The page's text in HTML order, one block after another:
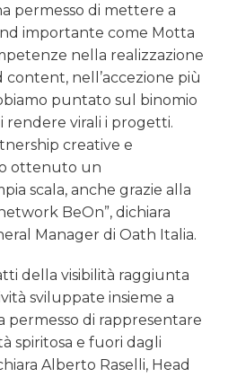
permesso di mettere a
importante come Motta
nella realizzazione
nell’accezione più
puntato sul binomio
rendere virali i progetti.
creative e
ottenuto un
scala, anche grazie alla
BeOn”, dichiara
Manager di Oath Italia.
della visibilità raggiunta
sviluppate insieme a
permesso di rappresentare
spiritosa e fuori dagli
Alberto Raselli, Head